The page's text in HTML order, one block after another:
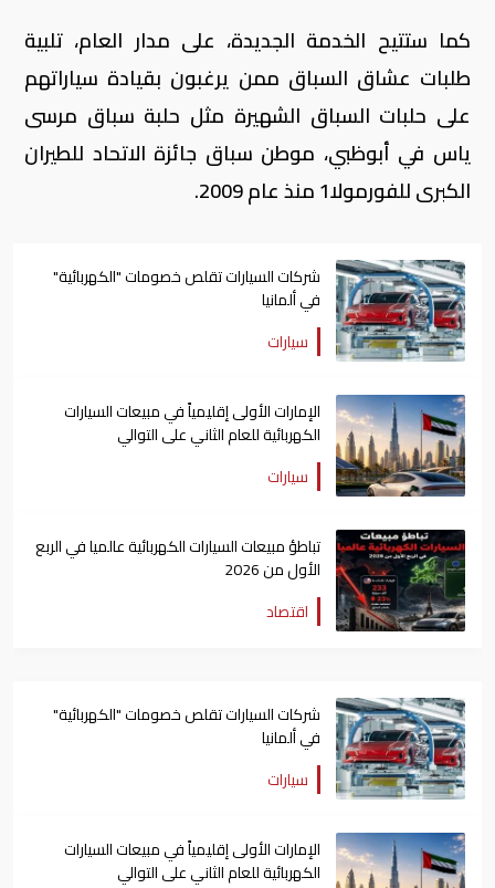
كما ستتيح الخدمة الجديدة، على مدار العام، تلبية
طلبات عشاق السباق ممن يرغبون بقيادة سياراتهم
على حلبات السباق الشهيرة مثل حلبة سباق مرسى
ياس في أبوظبي، موطن سباق جائزة الاتحاد للطيران
الكبرى للفورمولا1 منذ عام 2009.
شركات السيارات تقلص خصومات "الكهربائية"
في ألمانيا
سيارات
الإمارات الأولى إقليمياً في مبيعات السيارات
الكهربائية للعام الثاني على التوالي
سيارات
تباطؤ مبيعات السيارات الكهربائية عالميا في الربع
الأول من 2026
اقتصاد
شركات السيارات تقلص خصومات "الكهربائية"
في ألمانيا
سيارات
الإمارات الأولى إقليمياً في مبيعات السيارات
الكهربائية للعام الثاني على التوالي